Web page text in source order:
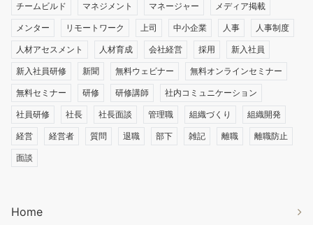
チームビルド マネジメント マネージャー メディア掲載
メンター リモートワーク 上司 中小企業 人事 人事制度
人材アセスメント 人材育成 会社経営 採用 新入社員
新入社員研修 新聞 無料ウェビナー 無料オンラインセミナー
無料セミナー 研修 研修講師 社内コミュニケーション
社員研修 社長 社長面談 管理職 組織づくり 組織開発
経営 経営者 質問 退職 部下 雑記 離職 離職防止
面談
Home